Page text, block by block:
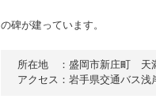
の碑が建っています。
所在地　：盛岡市新庄町　天
アクセス：岩手県交通バス浅